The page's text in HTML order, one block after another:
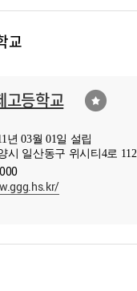
교
고등학교
년 03월 01일 설립
시 일산동구 위시티4로 112